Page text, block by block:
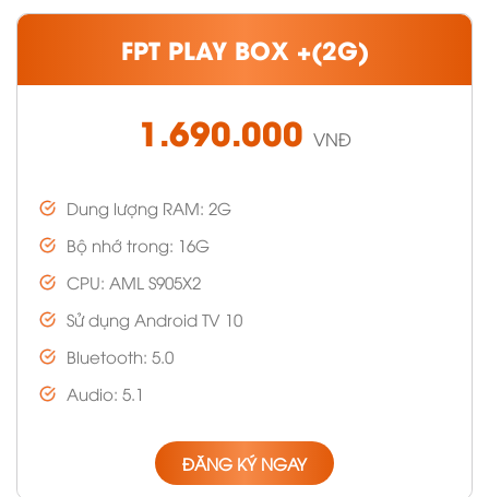
FPT PLAY BOX +(2G)
1.690.000 VNĐ
Dung lượng RAM: 2G
Bộ nhớ trong: 16G
CPU: AML S905X2
Sử dụng Android TV 10
Bluetooth: 5.0
Audio: 5.1
ĐĂNG KÝ NGAY